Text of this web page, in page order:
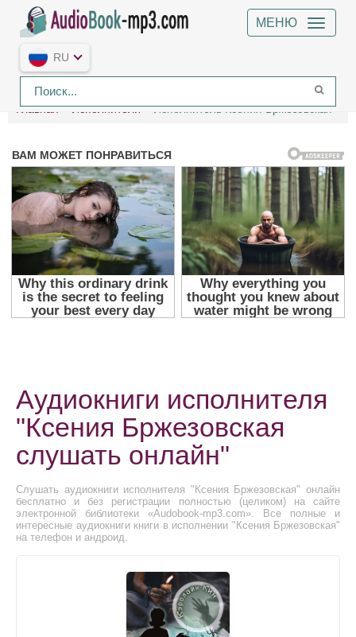
МЕНЮ
RU
Главная Исполнители Исполнитель Ксения Бржезовская
Аудиокниги исполнителя
"Ксения Бржезовская
слушать онлайн"
Слушать аудиокниги исполнителя "Ксения Бржезовская" онлайн
бесплатно и без регистрации полностью (целиком) на сайте
электронной библиотеки «Audobook-mp3.com». Все полные и
интересные аудиокниги книги в исполнении "Ксения Бржезовская"
на телефон и андроид.